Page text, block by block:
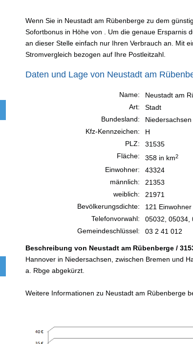
Wenn Sie in Neustadt am Rübenberge zu dem
Sofortbonus in Höhe von . Um die genaue Ersparnis
an dieser Stelle einfach nur Ihren Verbrauch an. Mit
Stromvergleich bezogen auf Ihre Postleitzahl.
Daten und Lage von Neustadt am
Name:
Neustadt am
Art:
Stadt
Bundesland:
Niedersachsen
Kfz-Kennzeichen:
H
PLZ:
31535
Fläche:
358 in km2
Einwohner:
43324
männlich:
21353
weiblich:
21971
Bevölkerungsdichte:
121 Einwohner
Telefonvorwahl:
05032, 05034,
Gemeindeschlüssel:
03 2 41 012
Beschreibung von Neustadt am Rübenberge /
Hannover in Niedersachsen, zwischen Bremen und
a. Rbge abgekürzt.
Weitere Informationen zu Neustadt am Rübenberge